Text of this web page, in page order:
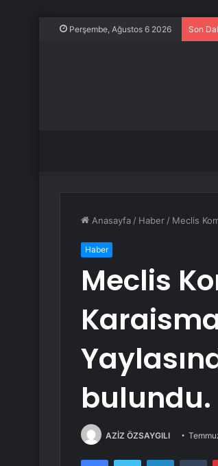
Perşembe, Ağustos 6 2026 Son
Anasayfa / Haber / Meclis
Haber
Meclis
bulundu.
AZİZ ÖZSAYGILI
FacebookTwitter LinkedIn